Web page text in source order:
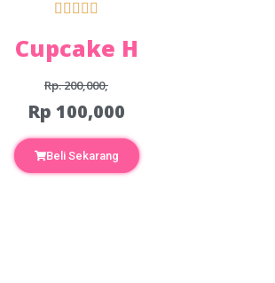
    
Cupcake H
Rp. 200,000,
Rp 100,000
Beli Sekarang